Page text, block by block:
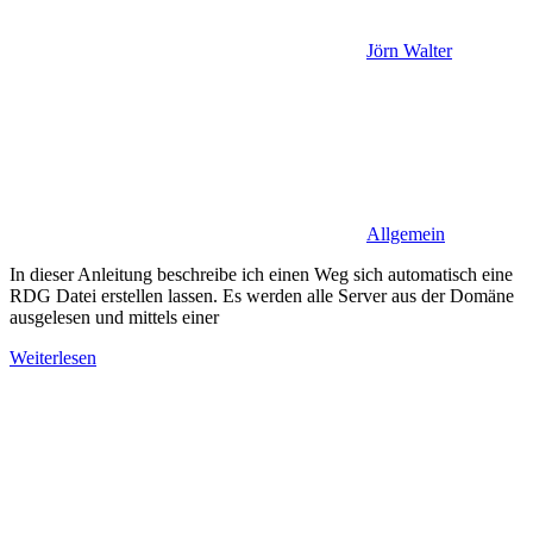
Jörn Walter
Allgemein
In dieser Anleitung beschreibe ich einen Weg sich automatisch eine
RDG Datei erstellen lassen. Es werden alle Server aus der Domäne
ausgelesen und mittels einer
Weiterlesen